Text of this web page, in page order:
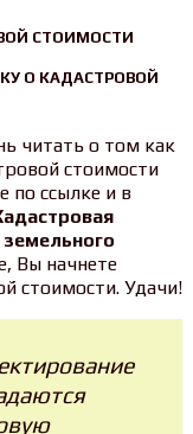
О КАДАСТРОВОЙ
читать о том как
стоимости
по ссылке и в
Вы начнете
стоимости. Удачи!